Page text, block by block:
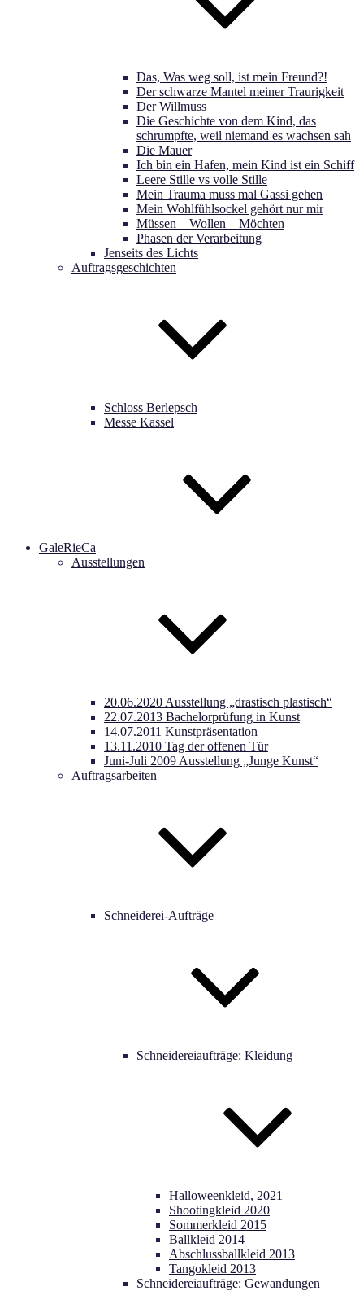
Das, Was weg soll, ist mein Freund?!
Der schwarze Mantel meiner Traurigkeit
Der Willmuss
Die Geschichte von dem Kind, das
schrumpfte, weil niemand es wachsen sah
Die Mauer
Ich bin ein Hafen, mein Kind ist ein Schiff
Leere Stille vs volle Stille
Mein Trauma muss mal Gassi gehen
Mein Wohlfühlsockel gehört nur mir
Müssen – Wollen – Möchten
Phasen der Verarbeitung
Jenseits des Lichts
Auftragsgeschichten
Schloss Berlepsch
Messe Kassel
GaleRieCa
Ausstellungen
20.06.2020 Ausstellung „drastisch plastisch“
22.07.2013 Bachelorprüfung in Kunst
14.07.2011 Kunstpräsentation
13.11.2010 Tag der offenen Tür
Juni-Juli 2009 Ausstellung „Junge Kunst“
Auftragsarbeiten
Schneiderei-Aufträge
Schneidereiaufträge: Kleidung
Halloweenkleid, 2021
Shootingkleid 2020
Sommerkleid 2015
Ballkleid 2014
Abschlussballkleid 2013
Tangokleid 2013
Schneidereiaufträge: Gewandungen